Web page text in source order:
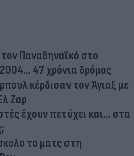
Παναθηναϊκό στο
47 χρόνια δρόμος
κέρδισαν τον Άγιαξ με
Ζαρ
έχουν πετύχει και... στα
το ματς στη